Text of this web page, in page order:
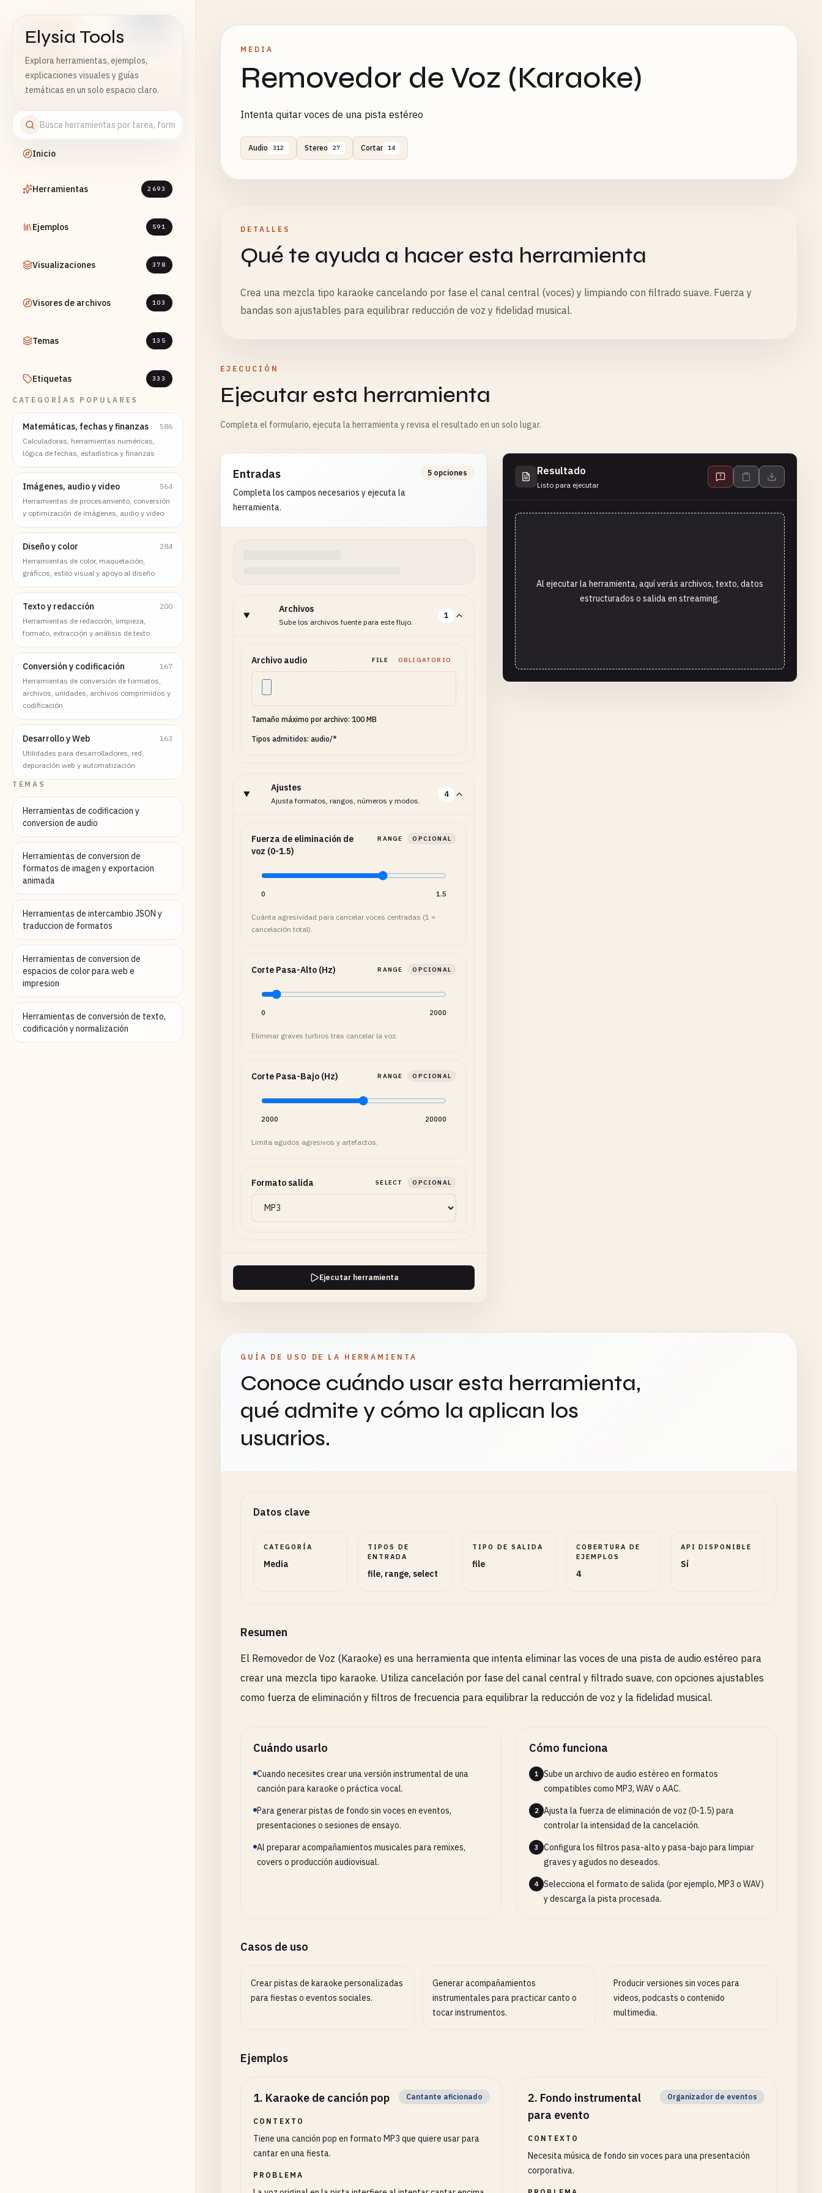
Elysia Tools
Explora herramientas, ejemplos,
explicaciones visuales y guías
temáticas en un solo espacio claro.
Inicio
Herramientas 2693
Ejemplos 591
Visualizaciones 378
Visores de archivos 103
Temas 135
Etiquetas 333
CATEGORÍAS POPULARES
Matemáticas, fechas y finanzas
586
Calculadoras, herramientas numéricas,
lógica de fechas, estadística y finanzas
Imágenes, audio y video
564
Herramientas de procesamiento, conversión
y optimización de imágenes, audio y video
Diseño y color
284
Herramientas de color, maquetación,
gráficos, estilo visual y apoyo al diseño
Texto y redacción
200
Herramientas de redacción, limpieza,
formato, extracción y análisis de texto
Conversión y codificación
167
Herramientas de conversión de formatos,
archivos, unidades, archivos comprimidos y
codificación
Desarrollo y Web
163
Utilidades para desarrolladores, red,
depuración web y automatización
TEMAS
Herramientas de codificacion y
conversion de audio
Herramientas de conversion de
formatos de imagen y exportacion
animada
Herramientas de intercambio JSON y
traduccion de formatos
Herramientas de conversion de
espacios de color para web e
impresion
Herramientas de conversión de texto,
codificación y normalización
MEDIA
Removedor de Voz (Karaoke)
Intenta quitar voces de una pista estéreo
Audio 312 Stereo 27 Cortar 14
DETALLES
Qué te ayuda a hacer esta herramienta
Crea una mezcla tipo karaoke cancelando por fase el canal central (voces) y limpiando con filtrado suave. Fuerza y
bandas son ajustables para equilibrar reducción de voz y fidelidad musical.
EJECUCIÓN
Ejecutar esta herramienta
Completa el formulario, ejecuta la herramienta y revisa el resultado en un solo lugar.
Entradas
Completa los campos necesarios y ejecuta la
herramienta.
5 opciones
Archivos
Sube los archivos fuente para este flujo.
1
Archivo audio FILE OBLIGATORIO
Tamaño máximo por archivo: 100 MB
Tipos admitidos: audio/*
Ajustes
Ajusta formatos, rangos, números y modos.
4
Fuerza de eliminación de
voz (0-1.5)
RANGE OPCIONAL
0 1.5
Cuánta agresividad para cancelar voces centradas (1 =
cancelación total).
Corte Pasa-Alto (Hz) RANGE OPCIONAL
0 2000
Eliminar graves turbios tras cancelar la voz.
Corte Pasa-Bajo (Hz) RANGE OPCIONAL
2000 20000
Limita agudos agresivos y artefactos.
Formato salida SELECT OPCIONAL
Ejecutar herramienta
Resultado
Listo para ejecutar
Al ejecutar la herramienta, aquí verás archivos, texto, datos
estructurados o salida en streaming.
GUÍA DE USO DE LA HERRAMIENTA
Conoce cuándo usar esta herramienta,
qué admite y cómo la aplican los
usuarios.
Datos clave
CATEGORÍA
Media
TIPOS DE
ENTRADA
file, range, select
TIPO DE SALIDA
file
COBERTURA DE
EJEMPLOS
4
API DISPONIBLE
Sí
Resumen
El Removedor de Voz (Karaoke) es una herramienta que intenta eliminar las voces de una pista de audio estéreo para
crear una mezcla tipo karaoke. Utiliza cancelación por fase del canal central y filtrado suave, con opciones ajustables
como fuerza de eliminación y filtros de frecuencia para equilibrar la reducción de voz y la fidelidad musical.
Cuándo usarlo
Cuando necesites crear una versión instrumental de una
canción para karaoke o práctica vocal.
Para generar pistas de fondo sin voces en eventos,
presentaciones o sesiones de ensayo.
Al preparar acompañamientos musicales para remixes,
covers o producción audiovisual.
Cómo funciona
1
Sube un archivo de audio estéreo en formatos
compatibles como MP3, WAV o AAC.
2
Ajusta la fuerza de eliminación de voz (0-1.5) para
controlar la intensidad de la cancelación.
3
Configura los filtros pasa-alto y pasa-bajo para limpiar
graves y agudos no deseados.
4
Selecciona el formato de salida (por ejemplo, MP3 o WAV)
y descarga la pista procesada.
Casos de uso
Crear pistas de karaoke personalizadas
para fiestas o eventos sociales.
Generar acompañamientos
instrumentales para practicar canto o
tocar instrumentos.
Producir versiones sin voces para
videos, podcasts o contenido
multimedia.
Ejemplos
1. Karaoke de canción pop Cantante aficionado
CONTEXTO
Tiene una canción pop en formato MP3 que quiere usar para
cantar en una fiesta.
PROBLEMA
2. Fondo instrumental
para evento
Organizador de eventos
CONTEXTO
Necesita música de fondo sin voces para una presentación
corporativa.